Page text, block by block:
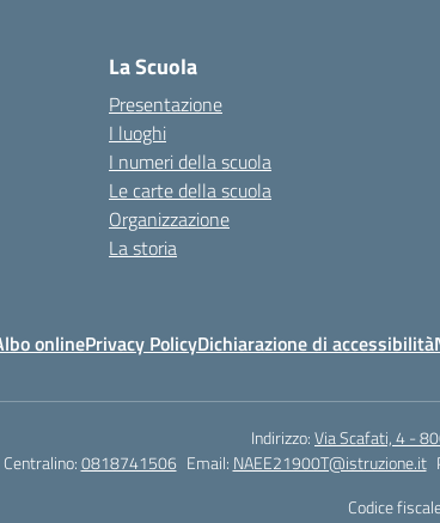
La Scuola
Presentazione
I luoghi
I numeri della scuola
Le carte della scuola
Organizzazione
La storia
onlinePrivacy PolicyDichiarazione di accessibilità
Indirizzo:Via Scafati, 4 -
Centralino:0818741506 Email: NAEE21900T@istruzione.it
Codice